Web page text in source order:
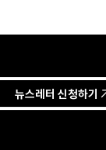
뉴스레터 신청하기